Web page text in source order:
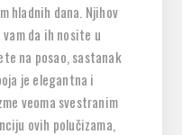
hladnih dana. Njihov
da ih nosite u
na posao, sastanak
je elegantna i
veoma svestranim
ovih polučizama,